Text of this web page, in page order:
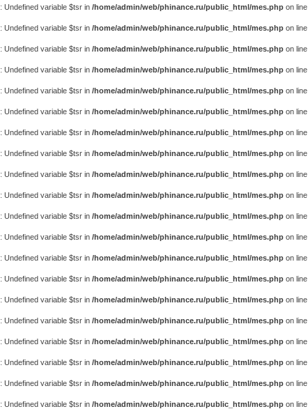
: Undefined variable $tsr in /home/admin/web/phinance.ru/public_html/mes.php on line
: Undefined variable $tsr in /home/admin/web/phinance.ru/public_html/mes.php on line
: Undefined variable $tsr in /home/admin/web/phinance.ru/public_html/mes.php on line
: Undefined variable $tsr in /home/admin/web/phinance.ru/public_html/mes.php on line
: Undefined variable $tsr in /home/admin/web/phinance.ru/public_html/mes.php on line
: Undefined variable $tsr in /home/admin/web/phinance.ru/public_html/mes.php on line
: Undefined variable $tsr in /home/admin/web/phinance.ru/public_html/mes.php on line
: Undefined variable $tsr in /home/admin/web/phinance.ru/public_html/mes.php on line
: Undefined variable $tsr in /home/admin/web/phinance.ru/public_html/mes.php on line
: Undefined variable $tsr in /home/admin/web/phinance.ru/public_html/mes.php on line
: Undefined variable $tsr in /home/admin/web/phinance.ru/public_html/mes.php on line
: Undefined variable $tsr in /home/admin/web/phinance.ru/public_html/mes.php on line
: Undefined variable $tsr in /home/admin/web/phinance.ru/public_html/mes.php on line
: Undefined variable $tsr in /home/admin/web/phinance.ru/public_html/mes.php on line
: Undefined variable $tsr in /home/admin/web/phinance.ru/public_html/mes.php on line
: Undefined variable $tsr in /home/admin/web/phinance.ru/public_html/mes.php on line
: Undefined variable $tsr in /home/admin/web/phinance.ru/public_html/mes.php on line
: Undefined variable $tsr in /home/admin/web/phinance.ru/public_html/mes.php on line
: Undefined variable $tsr in /home/admin/web/phinance.ru/public_html/mes.php on line
: Undefined variable $tsr in /home/admin/web/phinance.ru/public_html/mes.php on line